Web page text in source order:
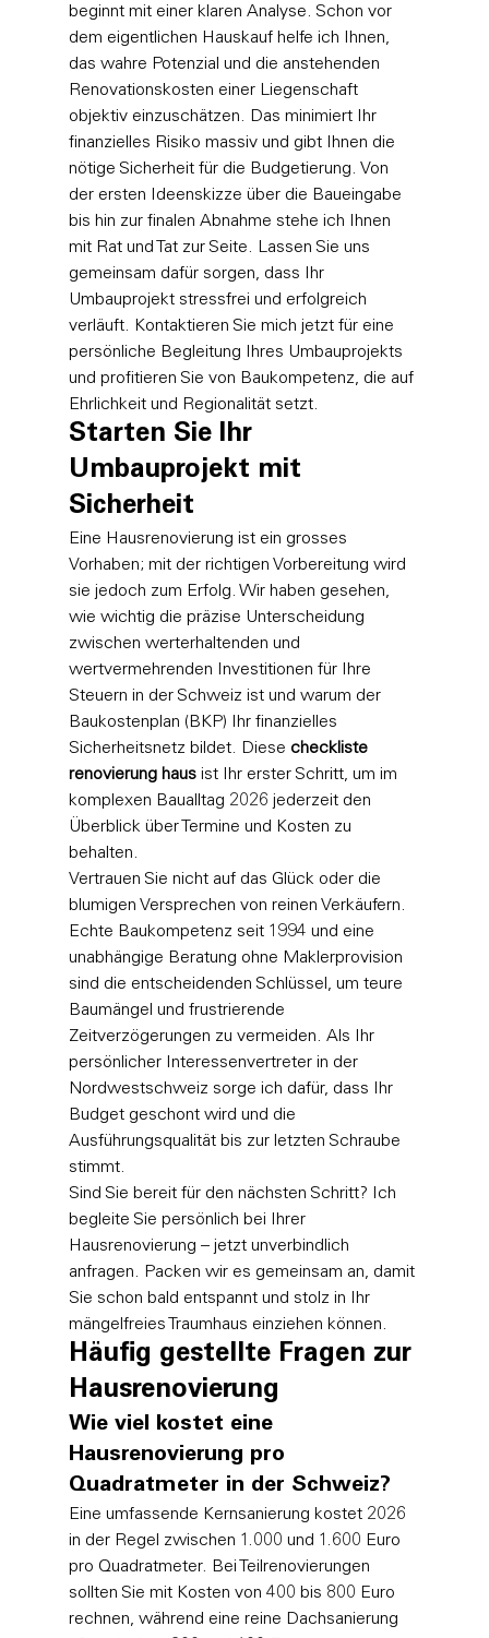
beginnt mit einer klaren Analyse. Schon vor
dem eigentlichen Hauskauf helfe ich Ihnen,
das wahre Potenzial und die anstehenden
Renovationskosten einer Liegenschaft
objektiv einzuschätzen. Das minimiert Ihr
finanzielles Risiko massiv und gibt Ihnen die
nötige Sicherheit für die Budgetierung. Von
der ersten Ideenskizze über die Baueingabe
bis hin zur finalen Abnahme stehe ich Ihnen
mit Rat und Tat zur Seite. Lassen Sie uns
gemeinsam dafür sorgen, dass Ihr
Umbauprojekt stressfrei und erfolgreich
verläuft. Kontaktieren Sie mich jetzt für eine
persönliche Begleitung Ihres Umbauprojekts
und profitieren Sie von Baukompetenz, die auf
Ehrlichkeit und Regionalität setzt.
Starten Sie Ihr
Umbauprojekt mit
Sicherheit
Eine Hausrenovierung ist ein grosses
Vorhaben; mit der richtigen Vorbereitung wird
sie jedoch zum Erfolg. Wir haben gesehen,
wie wichtig die präzise Unterscheidung
zwischen werterhaltenden und
wertvermehrenden Investitionen für Ihre
Steuern in der Schweiz ist und warum der
Baukostenplan (BKP) Ihr finanzielles
Sicherheitsnetz bildet. Diese checkliste
renovierung haus ist Ihr erster Schritt, um im
komplexen Baualltag 2026 jederzeit den
Überblick über Termine und Kosten zu
behalten.
Vertrauen Sie nicht auf das Glück oder die
blumigen Versprechen von reinen Verkäufern.
Echte Baukompetenz seit 1994 und eine
unabhängige Beratung ohne Maklerprovision
sind die entscheidenden Schlüssel, um teure
Baumängel und frustrierende
Zeitverzögerungen zu vermeiden. Als Ihr
persönlicher Interessenvertreter in der
Nordwestschweiz sorge ich dafür, dass Ihr
Budget geschont wird und die
Ausführungsqualität bis zur letzten Schraube
stimmt.
Sind Sie bereit für den nächsten Schritt?
Ich
begleite Sie persönlich bei Ihrer
Hausrenovierung – jetzt unverbindlich
anfragen. Packen wir es gemeinsam an, damit
Sie schon bald entspannt und stolz in Ihr
mängelfreies Traumhaus einziehen können.
Häufig gestellte Fragen zur
Hausrenovierung
Wie viel kostet eine
Hausrenovierung pro
Quadratmeter in der Schweiz?
Eine umfassende Kernsanierung kostet 2026
in der Regel zwischen 1.000 und 1.600 Euro
pro Quadratmeter. Bei Teilrenovierungen
sollten Sie mit Kosten von 400 bis 800 Euro
rechnen, während eine reine Dachsanierung